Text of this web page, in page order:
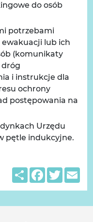
do osób
potrzebami
lub ich
(komunikaty
dróg
i instrukcje dla
ochrony
postępowania na
Urzędu
pętle indukcyjne.
ShareFacebook
Twitter